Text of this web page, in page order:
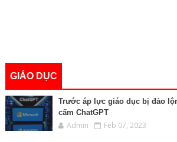
GIÁO DỤC
Trước áp lực giáo dục bị đảo
cấm ChatGPT
Admin Feb 07, 2023